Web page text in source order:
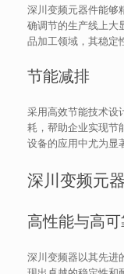
深川变频元器件能够
确调节的生产线上大
品加工领域，其稳定
节能减排
采用高效节能技术设
耗，帮助企业实现节
设备的应用中尤为显
深川变频元
高性能与高
深川变频器以其先进